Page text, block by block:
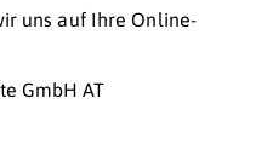
uns auf Ihre Online-
GmbH AT